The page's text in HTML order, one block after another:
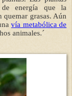
de energía que la
quemar grasas. Aún
vía metabólica de
animales.´